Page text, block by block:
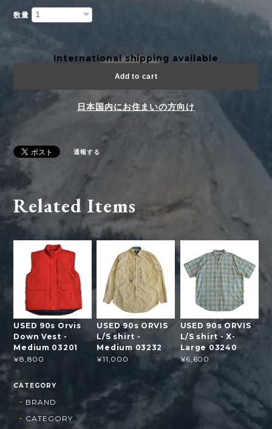
数量
International shipping available
Add to cart
日本国内にお住まいの方向け
通報する
Related Items
USED 90s Orvis
Down Vest -
Medium 03201
¥8,800
USED 90s ORVIS
L/S shirt -
Medium 03232
¥11,000
USED 90s ORVIS
L/S shirt - X-
Large 03240
¥6,600
CATEGORY
BRAND
CATEGORY